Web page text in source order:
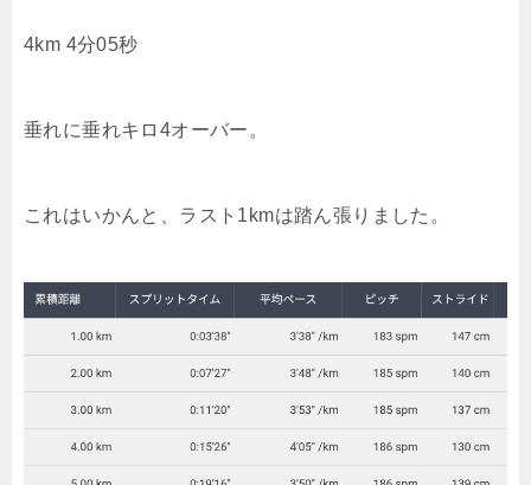
4km 4分05秒
垂れに垂れキロ4オーバー。
これはいかんと、ラスト1kmは踏ん張りました。